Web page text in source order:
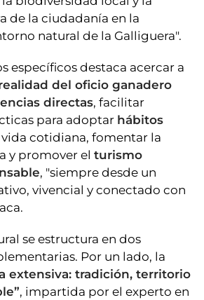
de la ciudadanía en la
natural de la Galliguera".
específicos destaca acercar a
del oficio ganadero
directas, facilitar
para adoptar hábitos
vida cotidiana, fomentar la
y promover el turismo
, "siempre desde un
vivencial y conectado con
se estructura en dos
Por un lado, la
extensiva: tradición, territorio
, impartida por el experto en